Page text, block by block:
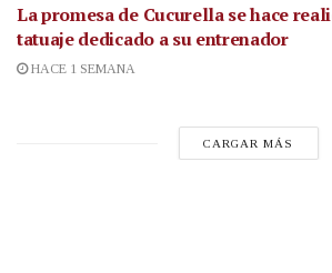
La promesa de Cucurella se hace
tatuaje dedicado a su entrenador
HACE 1 SEMANA
CARGAR MÁS